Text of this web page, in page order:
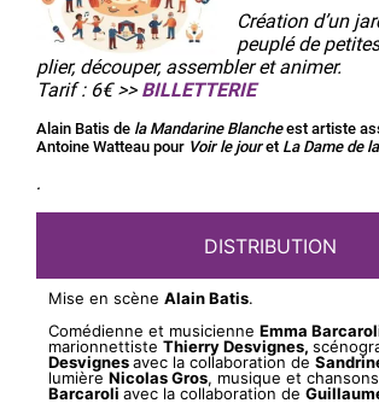
Création d’un
peuplé de
plier, découper, assembler et animer.
Tarif : 6€ >> BILLETTERIE
Alain Batis de la Mandarine Blancheest artiste
Antoine Watteau pour Voir le jouret La Dame de
.
DISTRIBUTION
Mise en scène Alain Batis.
Comédienne et musicienne Emma
marionnettiste Thierry Desvignes,
Desvignesavec la collaboration de
lumière Nicolas Gros, musique et chansons
Barcaroli avec la collaboration de